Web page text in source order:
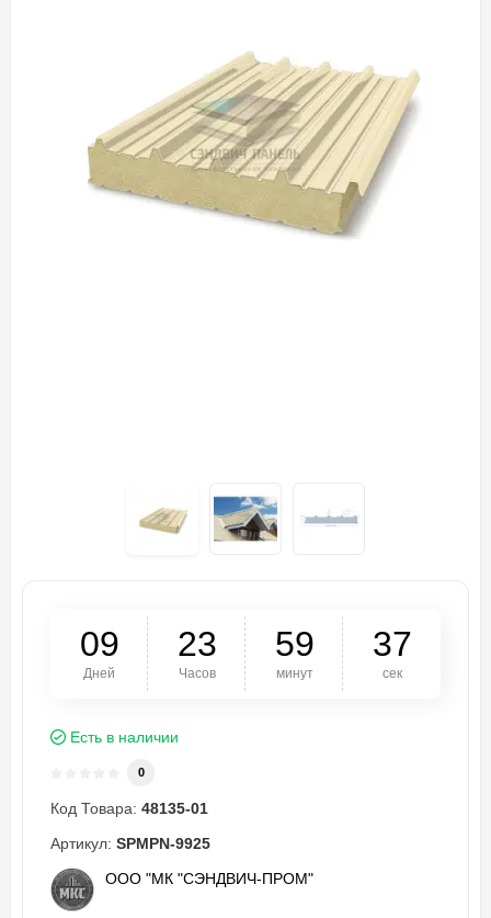
09
Дней
23
Часов
59
минут
37
сек
Есть в наличии
0
Код Товара: 48135-01
Артикул: SPMPN-9925
ООО "МК "СЭНДВИЧ-ПРОМ"